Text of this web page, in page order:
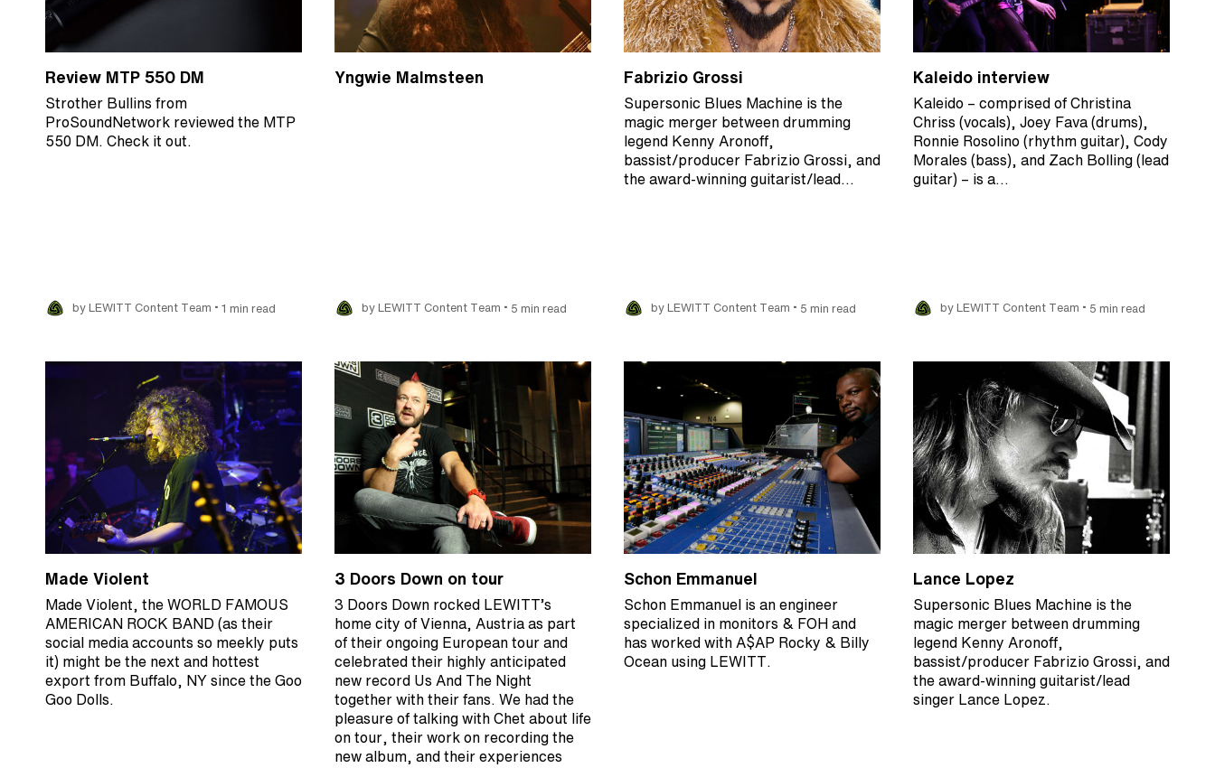
Review MTP 550 DM
Strother Bullins from
ProSoundNetwork reviewed the MTP
550 DM. Check it out.
by LEWITT Content Team • 1 min read
Yngwie Malmsteen
by LEWITT Content Team • 5 min read
Fabrizio Grossi
Supersonic Blues Machine is the
magic merger between drumming
legend Kenny Aronoff,
bassist/producer Fabrizio Grossi, and
the award-winning guitarist/lead…
by LEWITT Content Team • 5 min read
Kaleido interview
Kaleido – comprised of Christina
Chriss (vocals), Joey Fava (drums),
Ronnie Rosolino (rhythm guitar), Cody
Morales (bass), and Zach Bolling (lead
guitar) – is a…
by LEWITT Content Team • 5 min read
Made Violent
Made Violent, the WORLD FAMOUS
AMERICAN ROCK BAND (as their
social media accounts so meekly puts
it) might be the next and hottest
export from Buffalo, NY since the Goo
Goo Dolls.
3 Doors Down on tour
3 Doors Down rocked LEWITT’s
home city of Vienna, Austria as part
of their ongoing European tour and
celebrated their highly anticipated
new record Us And The Night
together with their fans. We had the
pleasure of talking with Chet about life
on tour, their work on recording the
new album, and their experiences
Schon Emmanuel
Schon Emmanuel is an engineer
specialized in monitors & FOH and
has worked with A$AP Rocky & Billy
Ocean using LEWITT.
Lance Lopez
Supersonic Blues Machine is the
magic merger between drumming
legend Kenny Aronoff,
bassist/producer Fabrizio Grossi, and
the award-winning guitarist/lead
singer Lance Lopez.